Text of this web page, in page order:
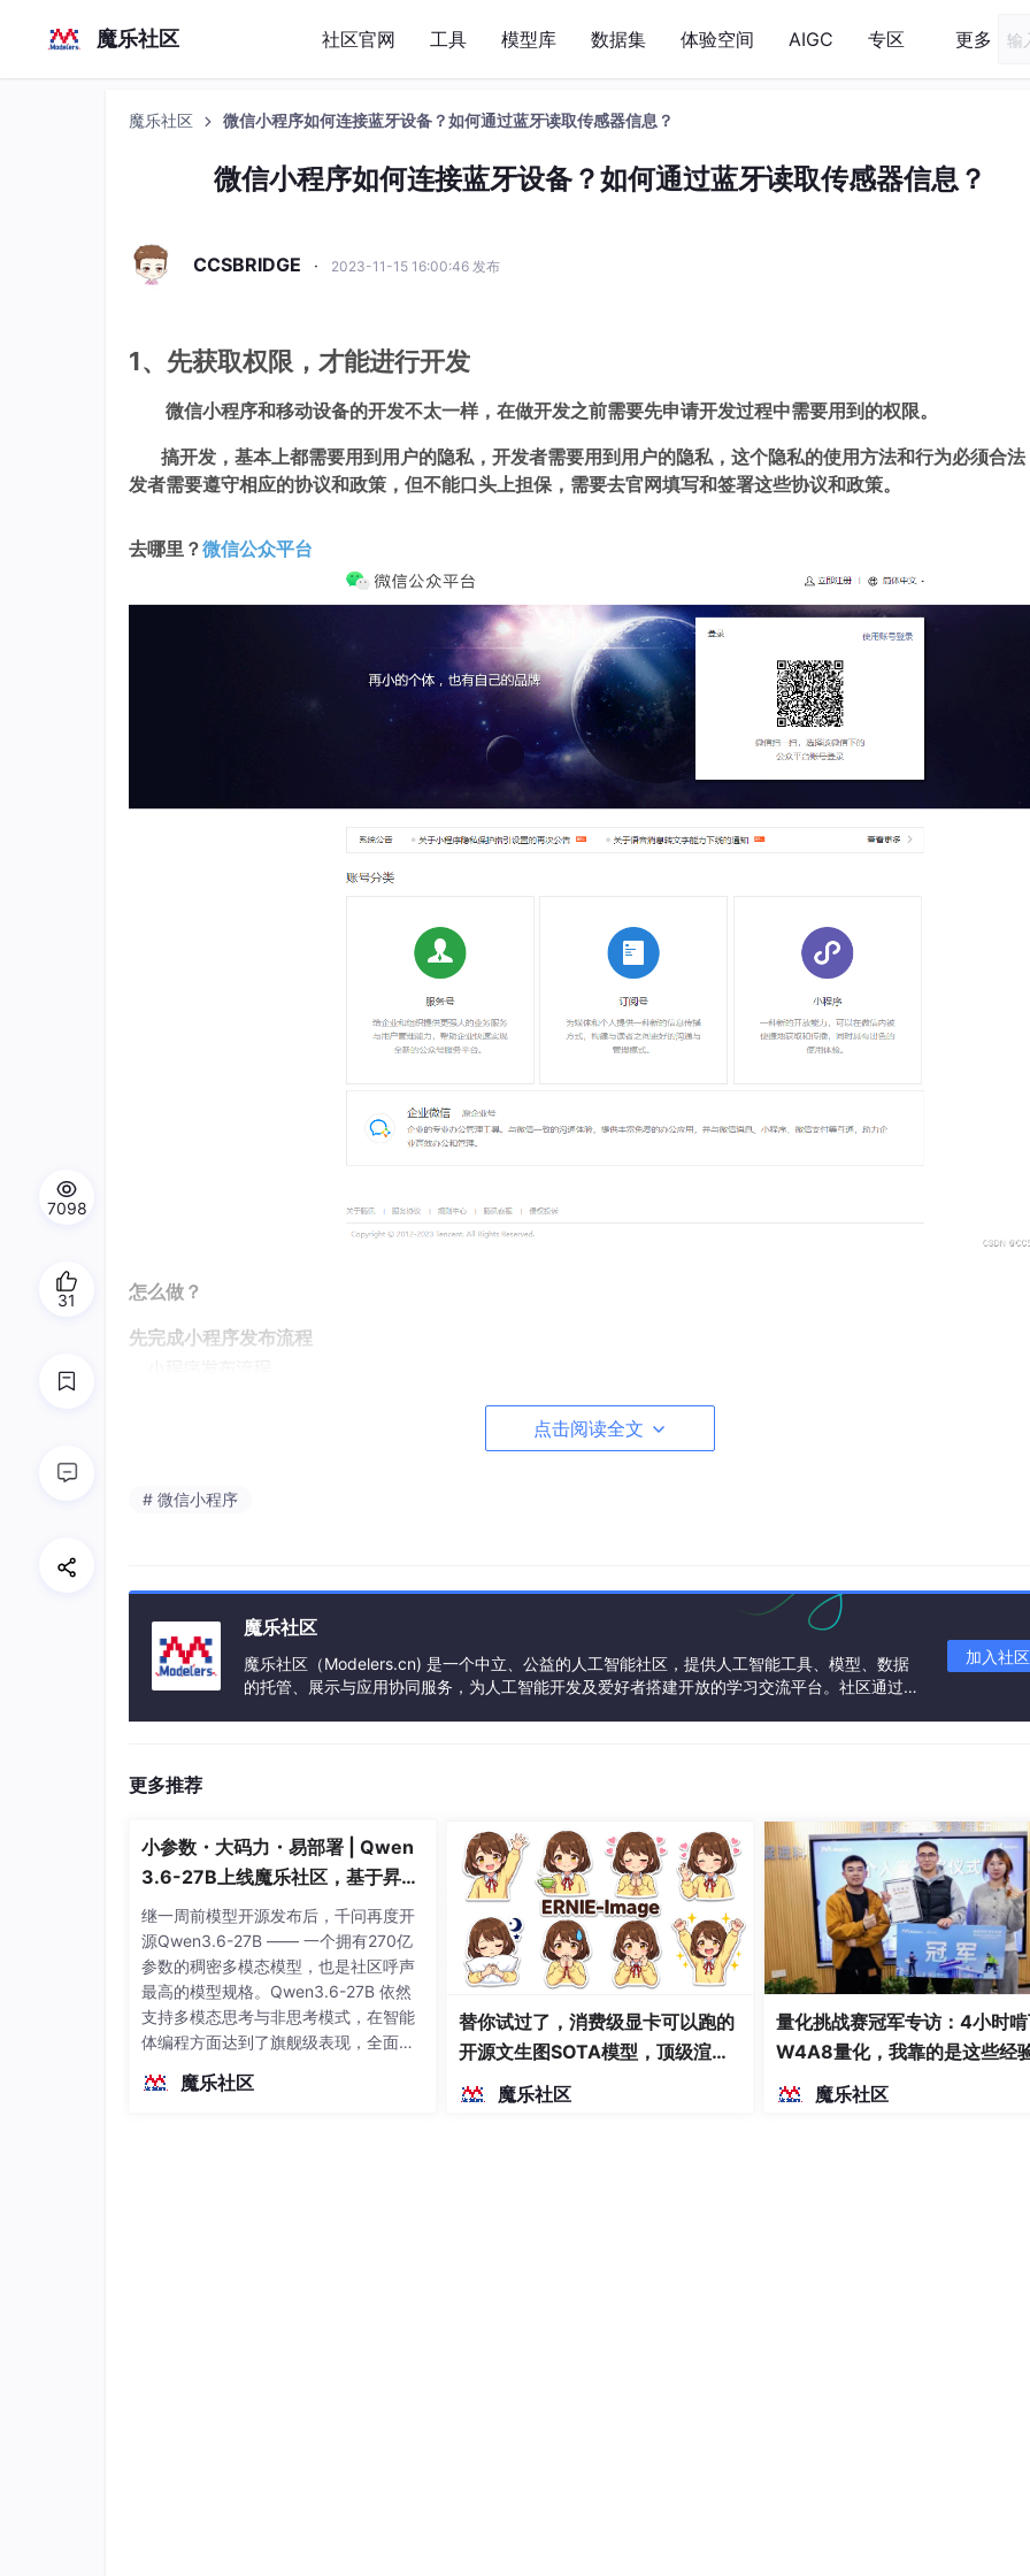
魔乐社区 社区官网 工具 模型库 数据集 体验空间 AIGC 专区 更多
魔乐社区 微信小程序如何连接蓝牙设备？如何通过蓝牙读取传感器信息？
微信小程序如何连接蓝牙设备？如何通过蓝牙读取传感器信息？
CCSBRIDGE · 2023-11-15 16:00:46 发布
1、先获取权限，才能进行开发
微信小程序和移动设备的开发不太一样，在做开发之前需要先申请开发过程中需要用到的权限。
搞开发，基本上都需要用到用户的隐私，开发者需要用到用户的隐私，这个隐私的使用方法和行为必须合法
发者需要遵守相应的协议和政策，但不能口头上担保，需要去官网填写和签署这些协议和政策。
去哪里？微信公众平台
怎么做？
先完成小程序发布流程
找到“用户隐私保护指引”并完成各种填空。
点击阅读全文
# 微信小程序
魔乐社区
魔乐社区（Modelers.cn) 是一个中立、公益的人工智能社区，提供人工智能工具、模型、数据
的托管、展示与应用协同服务，为人工智能开发及爱好者搭建开放的学习交流平台。社区通过理
加入社区
更多推荐
小参数・大码力・易部署 | Qwen
3.6-27B上线魔乐社区，基于昇腾
的部署教程来了
继一周前模型开源发布后，千问再度开
源Qwen3.6-27B —— 一个拥有270亿
参数的稠密多模态模型，也是社区呼声
最高的模型规格。Qwen3.6-27B 依然
支持多模态思考与非思考模式，在智能
体编程方面达到了旗舰级表现，全面超
（总参数397B / 激活参数17B的MoE模
魔乐社区
替你试过了，消费级显卡可以跑的
开源文生图SOTA模型，顶级渲
染、高密度文本绘图
魔乐社区
量化挑战赛冠军专访：4小时
W4A8量化，我靠的是这些经
魔乐社区
7098
31